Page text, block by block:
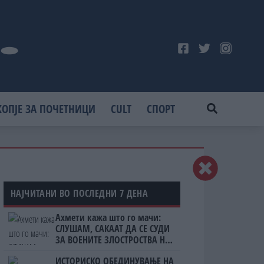
ЗА ПОЧЕТНИЦИ CULT СПОРТ
НАЈЧИТАНИ ВО ПОСЛЕДНИ 7 ДЕНА
Ахмети кажа што го мачи:
СЛУШАМ, САКААТ ДА СЕ СУДИ
ЗА ВОЕНИТЕ ЗЛОСТРОСТВА НА
ИСТОРИСКО ОБЕДИНУВАЊЕ НА